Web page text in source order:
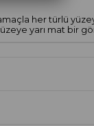
her türlü
yarı mat bir